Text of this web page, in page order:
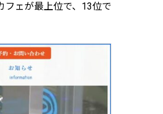
ェが最上位で、13位で